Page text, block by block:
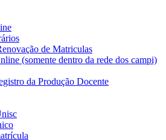
de Matriculas
(somente dentro da rede dos campi)
da Produção Docente